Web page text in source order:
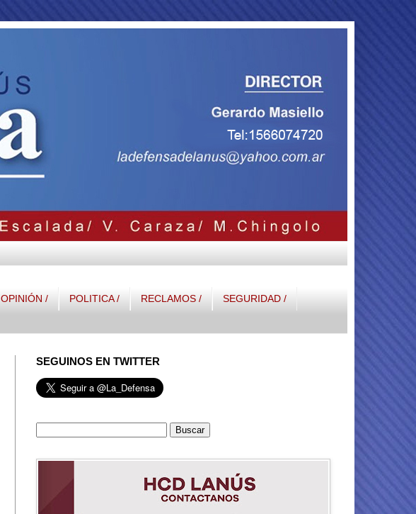
OPINIÓN / POLITICA / RECLAMOS / SEGURIDAD /
SEGUINOS EN TWITTER